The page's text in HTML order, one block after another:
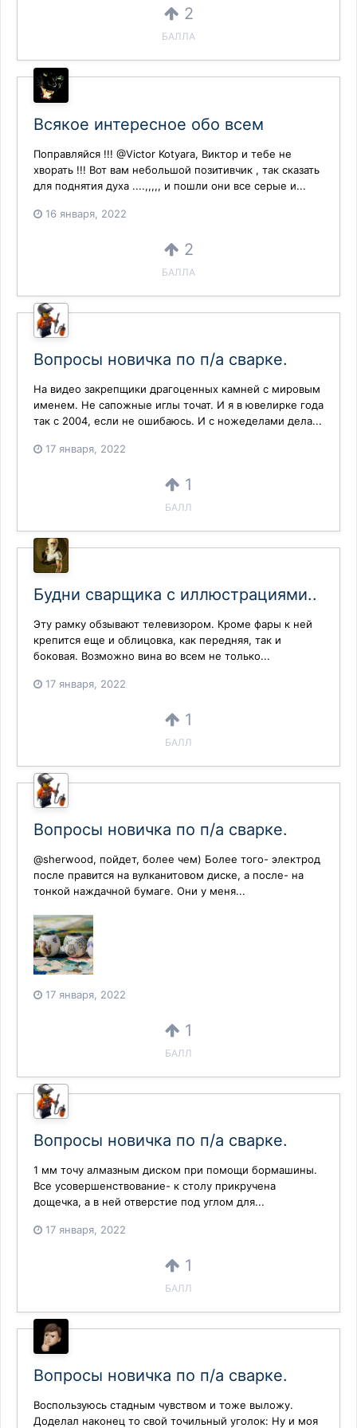
2
БАЛЛА
Всякое интересное обо всем
Поправляйся !!! @Victor Kotyara, Виктор и тебе не
хворать !!! Вот вам небольшой позитивчик , так сказать
для поднятия духа ....,,,,, и пошли они все серые и...
16 января, 2022
2
БАЛЛА
Вопросы новичка по п/а сварке.
На видео закрепщики драгоценных камней с мировым
именем. Не сапожные иглы точат. И я в ювелирке года
так с 2004, если не ошибаюсь. И с ножеделами дела...
17 января, 2022
1
БАЛЛ
Будни сварщика с иллюстрациями..
Эту рамку обзывают телевизором. Кроме фары к ней
крепится еще и облицовка, как передняя, так и
боковая. Возможно вина во всем не только...
17 января, 2022
1
БАЛЛ
Вопросы новичка по п/а сварке.
@sherwood, пойдет, более чем) Более того- электрод
после правится на вулканитовом диске, а после- на
тонкой наждачной бумаге. Они у меня...
17 января, 2022
1
БАЛЛ
Вопросы новичка по п/а сварке.
1 мм точу алмазным диском при помощи бормашины.
Все усовершенствование- к столу прикручена
дощечка, а в ней отверстие под углом для...
17 января, 2022
1
БАЛЛ
Вопросы новичка по п/а сварке.
Воспользуюсь стадным чувством и тоже выложу.
Доделал наконец то свой точильный уголок: Ну и моя